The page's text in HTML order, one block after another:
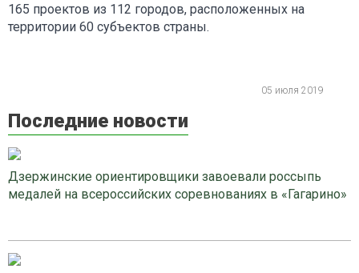
165 проектов из 112 городов, расположенных на
территории 60 субъектов страны.
05 июля 2019
Последние новости
Дзержинские ориентировщики завоевали россыпь
медалей на всероссийских соревнованиях в «Гагарино»